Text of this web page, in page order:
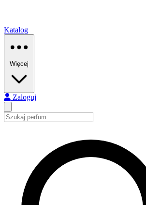
Katalog
Więcej
Zaloguj